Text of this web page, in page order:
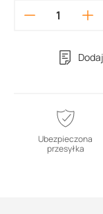
Ubezpieczona
przesyłka